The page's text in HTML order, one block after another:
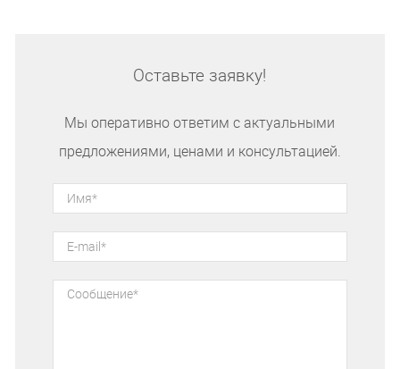
Оставьте заявку!
Мы оперативно ответим с актуальными
предложениями, ценами и консультацией.